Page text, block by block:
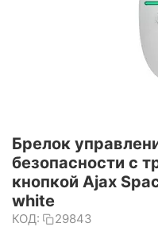
Брелок
безопасности с
кнопкой Ajax
white
КОД: 29843